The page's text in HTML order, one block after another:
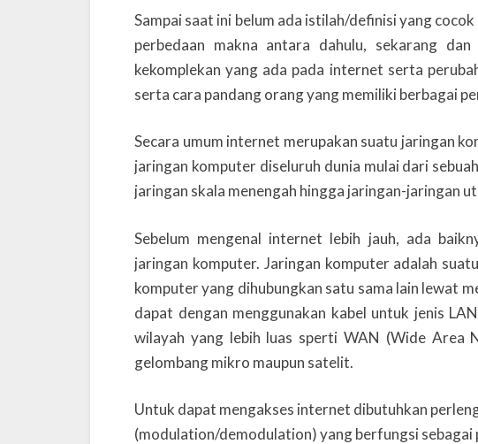
Sampai saat ini belum ada istilah/definisi yang
perbedaan makna antara dahulu, sekarang
kekomplekan yang ada pada internet serta
serta cara pandang orang yang memiliki berbagai
Secara umum internet merupakan suatu jaringan
jaringan komputer diseluruh dunia mulai dari
jaringan skala menengah hingga jaringan-jaringan
Sebelum mengenal internet lebih jauh, ada
jaringan komputer. Jaringan komputer adalah
komputer yang dihubungkan satu sama lain lewat
dapat dengan menggunakan kabel untuk jenis
wilayah yang lebih luas sperti WAN (Wide Area
gelombang mikro maupun satelit.
Untuk dapat mengakses internet dibutuhkan
(modulation/demodulation) yang berfungsi